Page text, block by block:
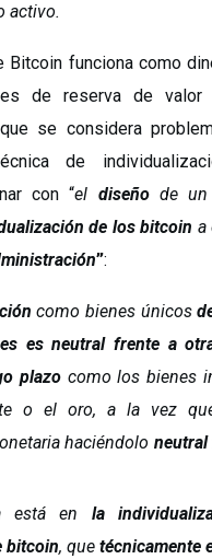
activo.
Bitcoin funciona como
de reserva de
se considera
de
con “el diseñode un
de los bitcoin a
”:
como bienes únicos
es neutral frente a
plazocomo los bienes
o el oro, a la vez
haciéndolo neutral
está en la
bitcoin, quetécnicamente